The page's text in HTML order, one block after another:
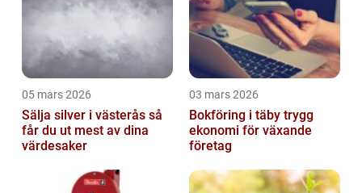
05 mars 2026
Sälja silver i västerås så
får du ut mest av dina
värdesaker
03 mars 2026
Bokföring i täby trygg
ekonomi för växande
företag